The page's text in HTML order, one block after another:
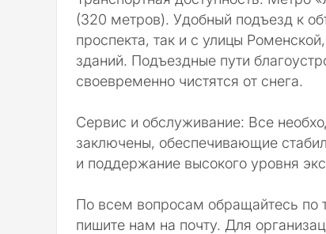
(320 метров). Удобный подъезд к
проспекта, так и с улицы
зданий. Подъездные пути
своевременно чистятся от снега.
Сервис и обслуживание: Все
заключены, обеспечивающие
и поддержание высокого уровня
По всем вопросам обращайтесь по
пишите нам на почту. Для